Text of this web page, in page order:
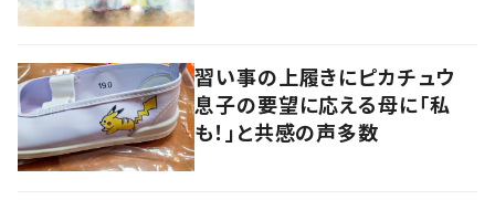
習い事の上履きにピカチュウ
息子の要望に応える母に「私
も！」と共感の声多数